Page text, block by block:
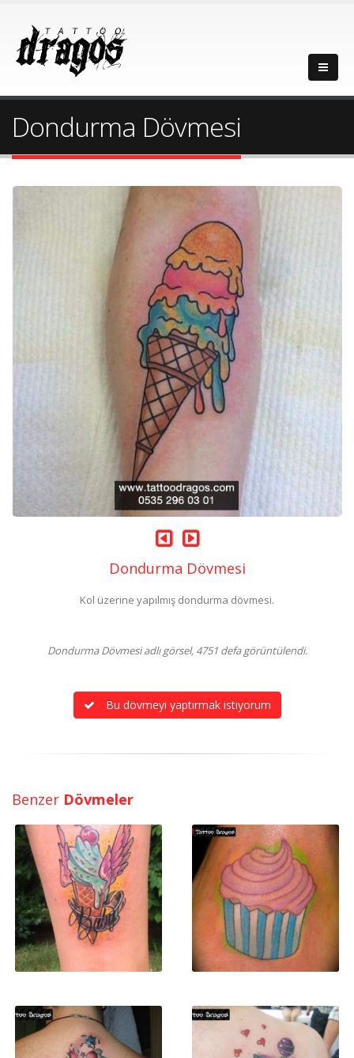
Dondurma Dövmesi
Dondurma Dövmesi
Kol üzerine yapılmış dondurma dövmesi.
Dondurma Dövmesi adlı görsel, 4751 defa görüntülendi.
Bu dövmeyi yaptırmak istiyorum
Benzer Dövmeler